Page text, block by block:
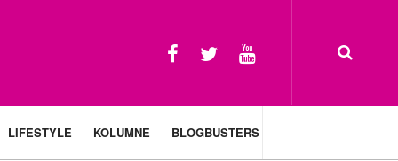
LIFESTYLE KOLUMNE BLOGBUSTERS